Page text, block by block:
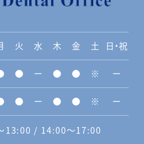
火 水 木 金 土 日・祝
● ー ● ● ※ ー
● ー ● ● ※ ー
13:00 / 14:00〜17:00